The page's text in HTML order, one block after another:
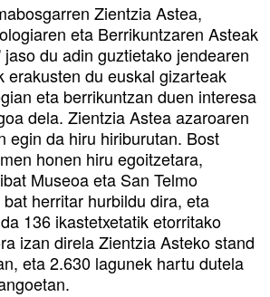
Zientzia Astea,
eta Berrikuntzaren Asteak
du adin guztietako jendearen
erakusten du euskal gizarteak
eta berrikuntzan duen interesa
dela. Zientzia Astea azaroaren
egin da hiru hiriburutan. Bost
honen hiru egoitzetara,
Museoa eta San Telmo
herritar hurbildu dira, eta
136 ikastetxetatik etorritako
izan direla Zientzia Asteko stand
eta 2.630 lagunek hartu dutela